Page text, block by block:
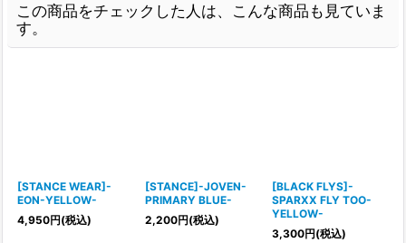
この商品をチェックした人は、こんな商品も見ていま
す。
[STANCE WEAR]-
EON-YELLOW-
4,950円(税込)
[STANCE]-JOVEN-
PRIMARY BLUE-
2,200円(税込)
[BLACK FLYS]-
SPARXX FLY TOO-
YELLOW-
3,300円(税込)